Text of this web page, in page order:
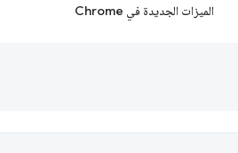
الميزات الجديدة في Chrome